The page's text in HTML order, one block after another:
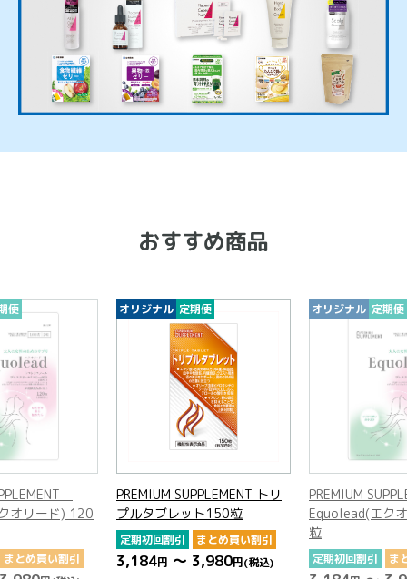
おすすめ商品
便
オリード) 120
まとめ買い割引
オリジナル 定期便
PREMIUM SUPPLEMENT トリ
プルタブレット150粒
定期初回割引 まとめ買い割引
3,184円 ～ 3,980円(税込)
オリジナル 定期便
PREMIUM
Equolead(エク
粒
定期初回割引 ま